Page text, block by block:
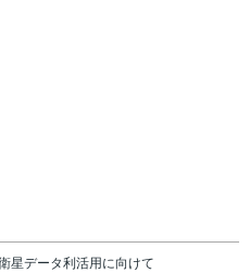
星データ利活用に向けて